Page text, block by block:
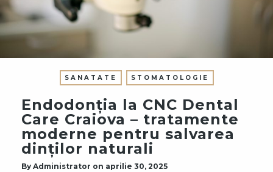
SANATATE STOMATOLOGIE
Endodonția la CNC Dental
Care Craiova – tratamente
moderne pentru salvarea
dinților naturali
By Administrator on aprilie 30, 2025